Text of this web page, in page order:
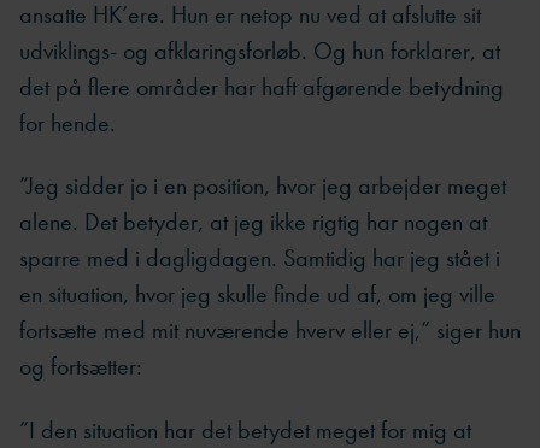
ansatte HK’ere. Hun er netop nu ved at afslutte sit
udviklings- og afklaringsforløb. Og hun forklarer, at
det på flere områder har haft afgørende betydning
for hende.
”Jeg sidder jo i en position, hvor jeg arbejder meget
alene. Det betyder, at jeg ikke rigtig har nogen at
sparre med i dagligdagen. Samtidig har jeg stået i
en situation, hvor jeg skulle finde ud af, om jeg ville
fortsætte med mit nuværende hverv eller ej,” siger hun
og fortsætter:
”I den situation har det betydet meget for mig at